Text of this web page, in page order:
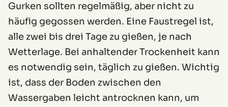
Gurken sollten regelmäßig, aber nicht zu
häufig gegossen werden. Eine Faustregel ist,
alle zwei bis drei Tage zu gießen, je nach
Wetterlage. Bei anhaltender Trockenheit kann
es notwendig sein, täglich zu gießen. Wichtig
ist, dass der Boden zwischen den
Wassergaben leicht antrocknen kann, um